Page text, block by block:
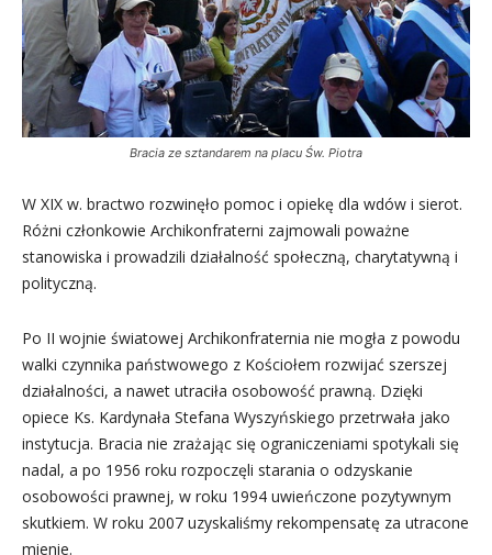
Bracia ze sztandarem na placu Św. Piotra
W XIX w. bractwo rozwinęło pomoc i opiekę dla wdów i sierot.
Różni członkowie Archikonfraterni zajmowali poważne
stanowiska i prowadzili działalność społeczną, charytatywną i
polityczną.
Po II wojnie światowej Archikonfraternia nie mogła z powodu
walki czynnika państwowego z Kościołem rozwijać szerszej
działalności, a nawet utraciła osobowość prawną. Dzięki
opiece Ks. Kardynała Stefana Wyszyńskiego przetrwała jako
instytucja. Bracia nie zrażając się ograniczeniami spotykali się
nadal, a po 1956 roku rozpoczęli starania o odzyskanie
osobowości prawnej, w roku 1994 uwieńczone pozytywnym
skutkiem. W roku 2007 uzyskaliśmy rekompensatę za utracone
mienie.